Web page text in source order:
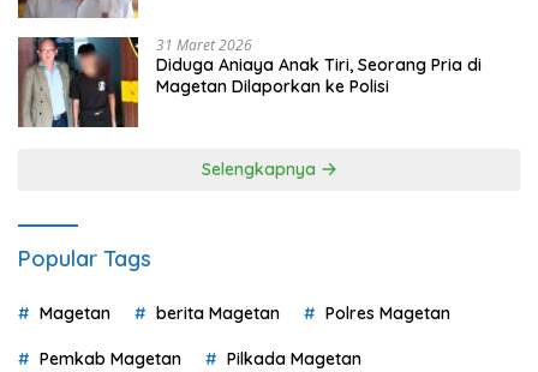
31 Maret 2026
Diduga Aniaya Anak Tiri, Seorang Pria di
Magetan Dilaporkan ke Polisi
Selengkapnya
Popular Tags
Magetan berita Magetan Polres Magetan
Pemkab Magetan Pilkada Magetan